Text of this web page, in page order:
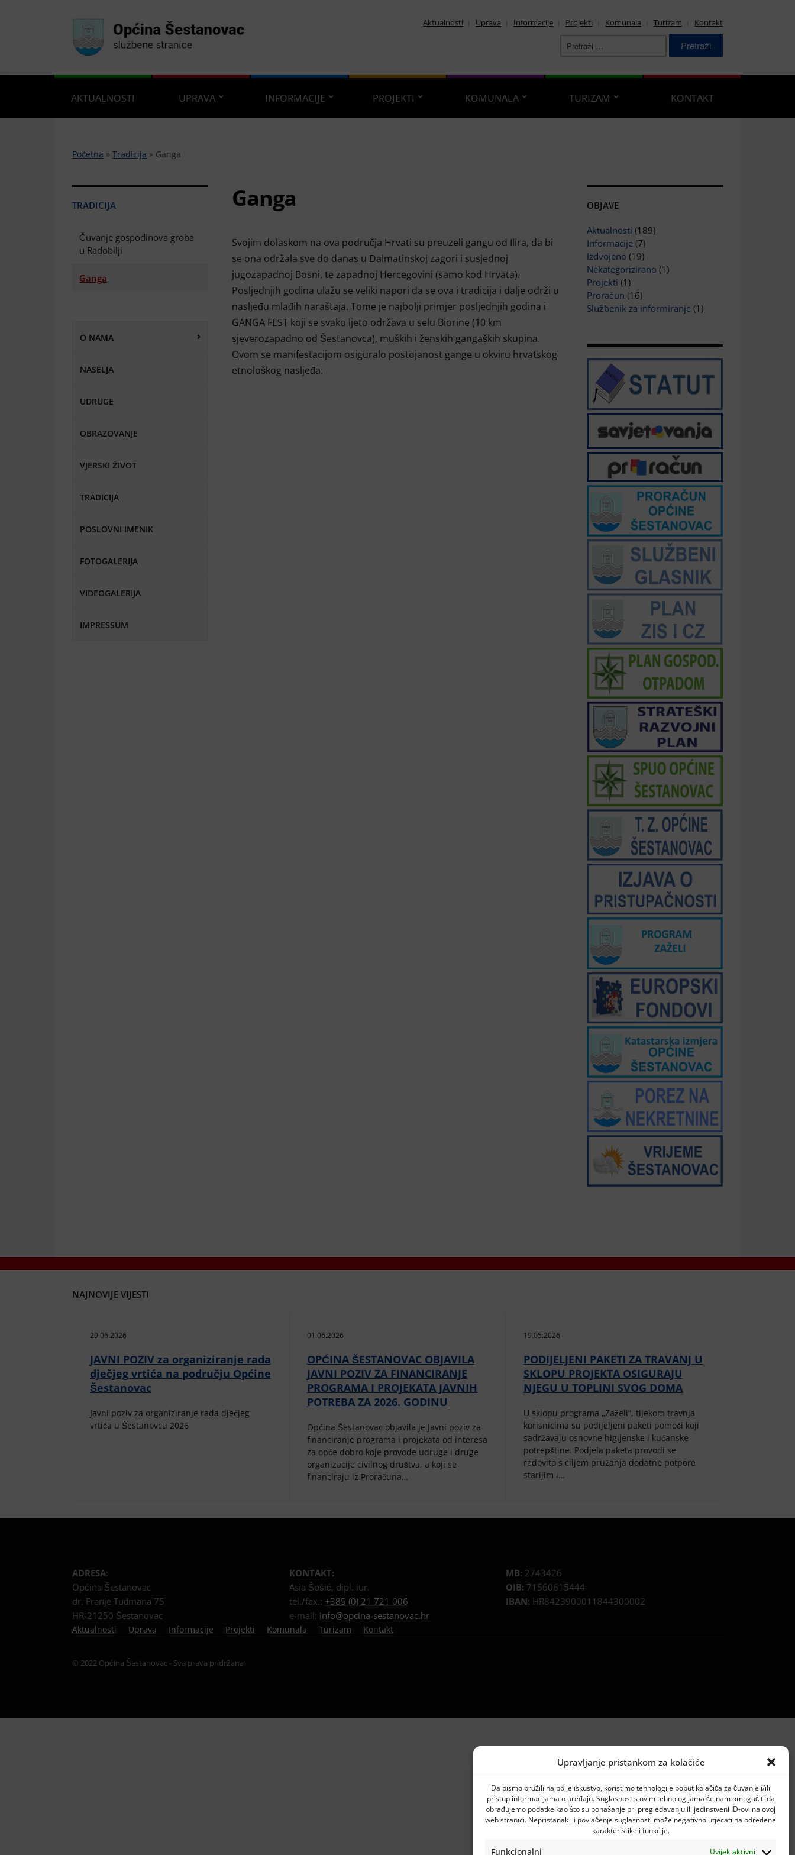
Upravljanje pristankom za kolačiće
Da bismo pružili najbolje iskustvo, koristimo tehnologije poput kolačića za čuvanje i/ili
pristup informacijama o uređaju. Suglasnost s ovim tehnologijama će nam omogućiti da
obrađujemo podatke kao što su ponašanje pri pregledavanju ili jedinstveni ID-ovi na ovoj
web stranici. Nepristanak ili povlačenje suglasnosti može negativno utjecati na određene
karakteristike i funkcije.
Funkcionalni Uvijek aktivni
Aktualnosti Uprava Informacije Projekti Komunala Turizam Kontakt
Pretraži:
AKTUALNOSTI UPRAVA INFORMACIJE PROJEKTI KOMUNALA TURIZAM KONTAKT
Početna » Tradicija » Ganga
TRADICIJA
Čuvanje gospodinova groba
u Radobilji
Ganga
O NAMA
NASELJA
UDRUGE
OBRAZOVANJE
VJERSKI ŽIVOT
TRADICIJA
POSLOVNI IMENIK
FOTOGALERIJA
VIDEOGALERIJA
IMPRESSUM
Ganga
Svojim dolaskom na ova područja Hrvati su preuzeli gangu od Ilira, da bi
se ona održala sve do danas u Dalmatinskoj zagori i susjednoj
jugozapadnoj Bosni, te zapadnoj Hercegovini (samo kod Hrvata).
Posljednjih godina ulažu se veliki napori da se ova i tradicija i dalje održi u
nasljeđu mlađih naraštaja. Tome je najbolji primjer posljednjih godina i
GANGA FEST koji se svako ljeto održava u selu Biorine (10 km
sjeverozapadno od Šestanovca), muških i ženskih gangaških skupina.
Ovom se manifestacijom osiguralo postojanost gange u okviru hrvatskog
etnološkog nasljeđa.
OBJAVE
Aktualnosti (189)
Informacije (7)
Izdvojeno (19)
Nekategorizirano (1)
Projekti (1)
Proračun (16)
Službenik za informiranje (1)
NAJNOVIJE VIJESTI
29.06.2026
JAVNI POZIV za organiziranje rada
dječjeg vrtića na području Općine
Šestanovac
Javni poziv za organiziranje rada dječjeg
vrtića u Šestanovcu 2026
01.06.2026
OPĆINA ŠESTANOVAC OBJAVILA
JAVNI POZIV ZA FINANCIRANJE
PROGRAMA I PROJEKATA JAVNIH
POTREBA ZA 2026. GODINU
Općina Šestanovac objavila je Javni poziv za
financiranje programa i projekata od interesa
za opće dobro koje provode udruge i druge
organizacije civilnog društva, a koji se
financiraju iz Proračuna…
19.05.2026
PODIJELJENI PAKETI ZA TRAVANJ U
SKLOPU PROJEKTA OSIGURAJU
NJEGU U TOPLINI SVOG DOMA
U sklopu programa „Zaželi“, tijekom travnja
korisnicima su podijeljeni paketi pomoći koji
sadržavaju osnovne higijenske i kućanske
potrepštine. Podjela paketa provodi se
redovito s ciljem pružanja dodatne potpore
starijim i…
ADRESA:
Općina Šestanovac
dr. Franje Tuđmana 75
HR-21250 Šestanovac
KONTAKT:
Asia Šošić, dipl. iur.
tel./fax.: +385 (0) 21 721 006
e-mail: info@opcina-sestanovac.hr
MB: 2743426
OIB: 71560615444
IBAN: HR8423900011844300002
Aktualnosti Uprava Informacije Projekti Komunala Turizam Kontakt
© 2022 Općina Šestanovac - Sva prava pridržana